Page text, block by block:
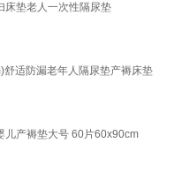
床垫老人一次性隔尿垫
适防漏老年人隔尿垫产褥床垫
儿产褥垫大号 60片60x90cm